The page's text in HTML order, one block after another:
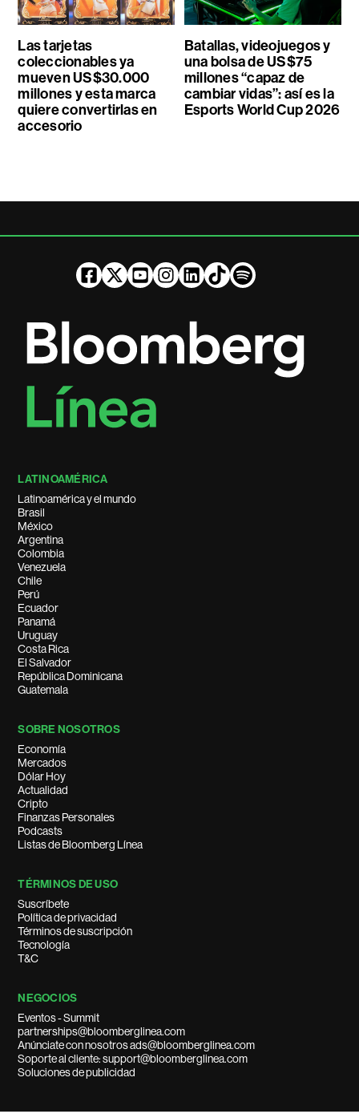
Las tarjetas
coleccionables ya
mueven US$30.000
millones y esta marca
quiere convertirlas en
accesorio
Batallas, videojuegos y
una bolsa de US$75
millones “capaz de
cambiar vidas”: así es la
Esports World Cup 2026
LATINOAMÉRICA
Latinoamérica y el mundo
Brasil
México
Argentina
Colombia
Venezuela
Chile
Perú
Ecuador
Panamá
Uruguay
Costa Rica
El Salvador
República Dominicana
Guatemala
SOBRE NOSOTROS
Economía
Mercados
Dólar Hoy
Actualidad
Cripto
Finanzas Personales
Podcasts
Listas de Bloomberg Línea
TÉRMINOS DE USO
Suscríbete
Política de privacidad
Términos de suscripción
Tecnología
T&C
NEGOCIOS
Eventos - Summit
partnerships@bloomberglinea.com
Anúnciate con nosotros ads@bloomberglinea.com
Soporte al cliente: support@bloomberglinea.com
Soluciones de publicidad